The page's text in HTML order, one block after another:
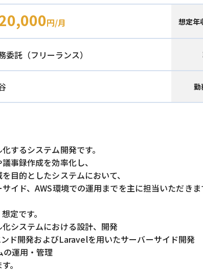
円/月 想定年
委託（フリーランス）
勤
するシステム開発です。
事録作成を効率化し、
目的としたシステムにおいて、
イド、AWS環境での運用までを主に担当いただきま
定です。
システムにおける設計、開発
ド開発およびLaravelを用いたサーバーサイド開発
の運用・管理
。